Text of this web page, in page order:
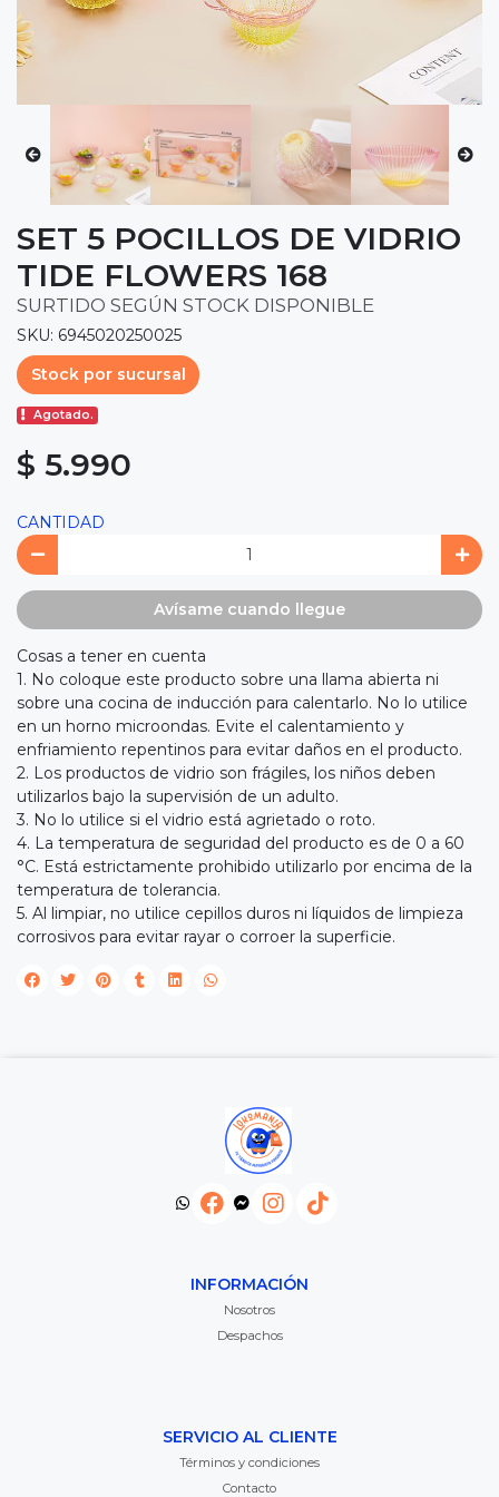
SET 5 POCILLOS DE VIDRIO
TIDE FLOWERS 168
SURTIDO SEGÚN STOCK DISPONIBLE
SKU: 6945020250025
Stock por sucursal
Agotado.
$ 5.990
CANTIDAD
Avísame cuando llegue
Cosas a tener en cuenta
1. No coloque este producto sobre una llama abierta ni
sobre una cocina de inducción para calentarlo. No lo utilice
en un horno microondas. Evite el calentamiento y
enfriamiento repentinos para evitar daños en el producto.
2. Los productos de vidrio son frágiles, los niños deben
utilizarlos bajo la supervisión de un adulto.
3. No lo utilice si el vidrio está agrietado o roto.
4. La temperatura de seguridad del producto es de 0 a 60
°C. Está estrictamente prohibido utilizarlo por encima de la
temperatura de tolerancia.
5. Al limpiar, no utilice cepillos duros ni líquidos de limpieza
corrosivos para evitar rayar o corroer la superficie.
INFORMACIÓN
Nosotros
Despachos
SERVICIO AL CLIENTE
Términos y condiciones
Contacto